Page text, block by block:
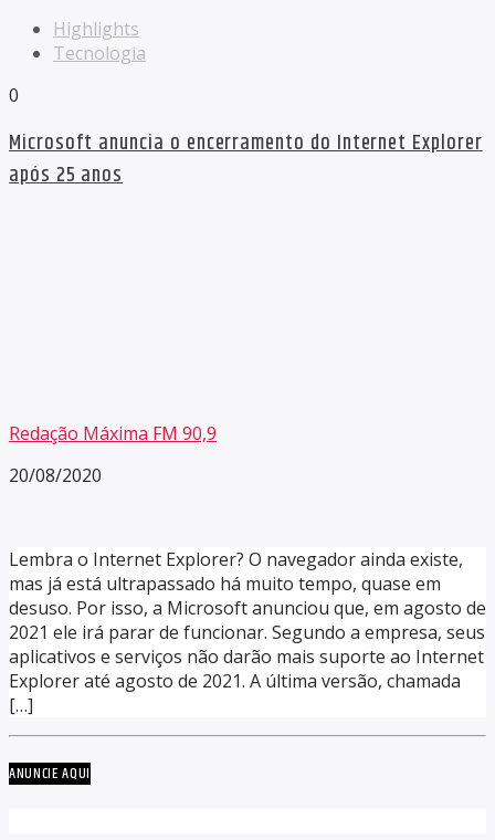
Highlights
Tecnologia
0
Microsoft anuncia o encerramento do Internet Explorer
após 25 anos
Redação Máxima FM 90,9
20/08/2020
Lembra o Internet Explorer? O navegador ainda existe,
mas já está ultrapassado há muito tempo, quase em
desuso. Por isso, a Microsoft anunciou que, em agosto de
2021 ele irá parar de funcionar. Segundo a empresa, seus
aplicativos e serviços não darão mais suporte ao Internet
Explorer até agosto de 2021. A última versão, chamada
[…]
ANUNCIE AQUI